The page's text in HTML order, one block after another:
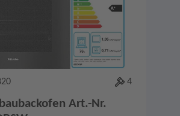
4
Art.-Nr.